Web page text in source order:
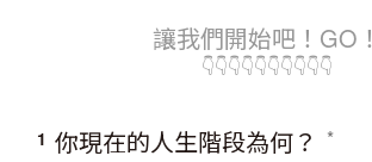
讓我們開始吧！GO！
👇👇👇👇👇👇👇👇👇👇
1 你現在的人生階段為何？